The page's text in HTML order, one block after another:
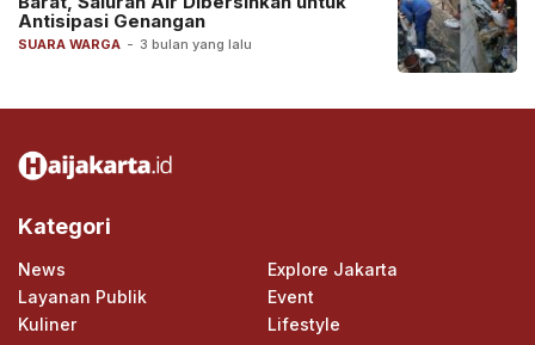
SUARA WARGA - 3 bulan yang lalu
Antisipasi Genangan
Kategori
News
Explore Jakarta
Layanan Publik
Event
Kuliner
Lifestyle